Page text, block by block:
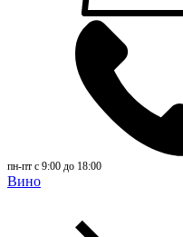
пн-пт с 9:00 до 18:00
Вино